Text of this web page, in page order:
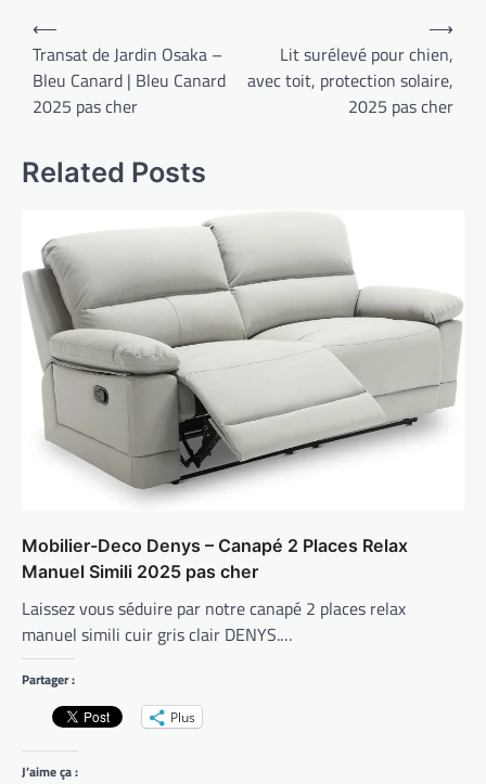
Navigation
de
l’article
⟵
Transat de Jardin Osaka –
Bleu Canard | Bleu Canard
2025 pas cher
Lit surélevé pour chien,
avec toit, protection solaire,
2025 pas cher
⟶
Related Posts
Mobilier-Deco Denys – Canapé 2 Places Relax
Manuel Simili 2025 pas cher
Laissez vous séduire par notre canapé 2 places relax
manuel simili cuir gris clair DENYS.…
Partager :
Plus
J’aime ça :